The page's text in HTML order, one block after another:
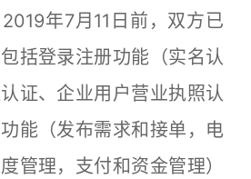
年7月11日前，双方已
括登录注册功能（实名认
证、企业用户营业执照认
能（发布需求和接单，电
管理，支付和资金管理）